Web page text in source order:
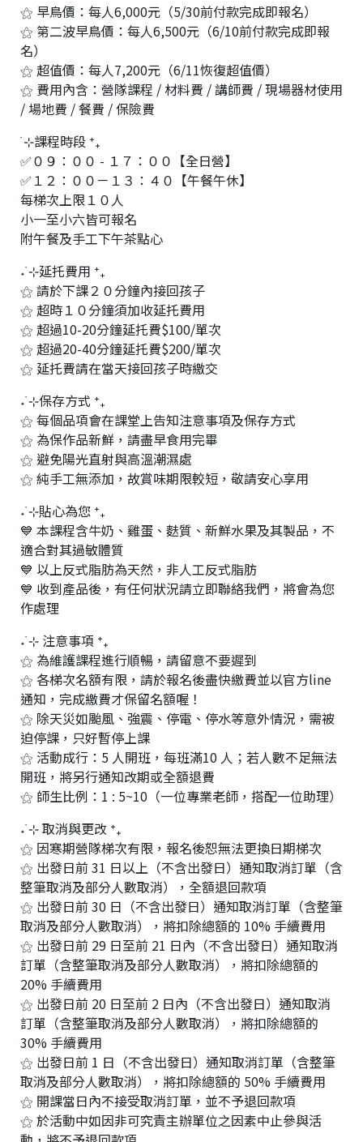
⚝ 早鳥價：每人6,000元（5/30前付款完成即報名）
⚝ 第二波早鳥價：每人6,500元（6/10前付款完成即報
名）
⚝ 超值價：每人7,200元（6/11恢復超值價）
⚝ 費用內含：營隊課程 / 材料費 / 講師費 / 現場器材使用
/ 場地費 / 餐費 / 保險費
࣪⊹課程時段 ⁺₊
✅０９：００ - １７：００【全日營】
✅１２：００－１３：４０【午餐午休】
每梯次上限１０人
小一至小六皆可報名
附午餐及手工下午茶點心
˖ ࣪⊹延托費用 ⁺₊
⚝ 請於下課２０分鐘內接回孩子
⚝ 超時１０分鐘須加收延托費用
⚝ 超過10-20分鐘延托費$100/單次
⚝ 超過20-40分鐘延托費$200/單次
⚝ 延托費請在當天接回孩子時繳交
˖ ࣪⊹保存方式 ⁺₊
⚝ 每個品項會在課堂上告知注意事項及保存方式
⚝ 為保作品新鮮，請盡早食用完畢
⚝ 避免陽光直射與高溫潮濕處
⚝ 純手工無添加，故賞味期限較短，敬請安心享用
˖ ࣪⊹貼心為您 ⁺₊
💙 本課程含牛奶、雞蛋、麩質、新鮮水果及其製品，不
適合對其過敏體質
💙 以上反式脂肪為天然，非人工反式脂肪
💙 收到產品後，有任何狀況請立即聯絡我們，將會為您
作處理
˖ ࣪⊹ 注意事項 ⁺₊
⚝ 為維護課程進行順暢，請留意不要遲到
⚝ 各梯次名額有限，請於報名後盡快繳費並以官方line
通知，完成繳費才保留名額喔！
⚝ 除天災如颱風、強震、停電、停水等意外情況，需被
迫停課，只好暫停上課
⚝ 活動成行：5 人開班，每班滿10 人；若人數不足無法
開班，將另行通知改期或全額退費
⚝ 師生比例：1 : 5~10（一位專業老師，搭配一位助理）
˖ ࣪⊹ 取消與更改 ⁺₊
⚝ 因寒期營隊梯次有限，報名後恕無法更換日期梯次
⚝ 出發日前 31 日以上（不含出發日）通知取消訂單（含
整筆取消及部分人數取消），全額退回款項
⚝ 出發日前 30 日（不含出發日）通知取消訂單（含整筆
取消及部分人數取消），將扣除總額的 10% 手續費用
⚝ 出發日前 29 日至前 21 日內（不含出發日）通知取消
訂單（含整筆取消及部分人數取消），將扣除總額的
20% 手續費用
⚝ 出發日前 20 日至前 2 日內（不含出發日）通知取消
訂單（含整筆取消及部分人數取消），將扣除總額的
30% 手續費用
⚝ 出發日前 1 日（不含出發日）通知取消訂單（含整筆
取消及部分人數取消），將扣除總額的 50% 手續費用
⚝ 開課當日內不接受取消訂單，並不予退回款項
⚝ 於活動中如因非可究責主辦單位之因素中止參與活